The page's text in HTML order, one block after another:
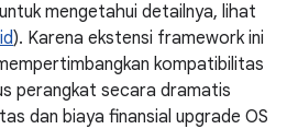
mengetahui detailnya, lihat
). Karena ekstensi framework ini
kompatibilitas
perangkat secara dramatis
dan biaya finansial upgrade OS